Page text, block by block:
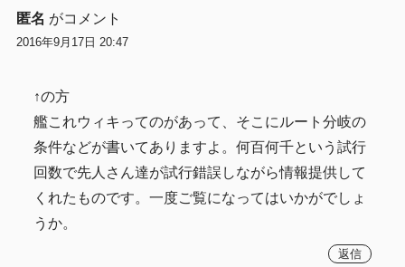
匿名 がコメント
2016年9月17日 20:47
↑の方
艦これウィキってのがあって、そこにルート分岐の
条件などが書いてありますよ。何百何千という試行
回数で先人さん達が試行錯誤しながら情報提供して
くれたものです。一度ご覧になってはいかがでしょ
うか。
返信